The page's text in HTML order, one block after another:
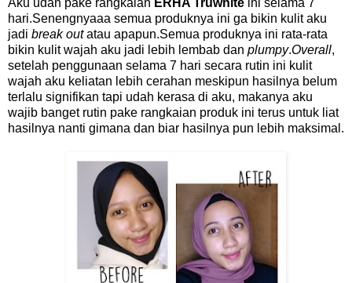
Aku udah pake rangkaian ERHA Truwhite ini selama 7
hari.Senengnyaaa semua produknya ini ga bikin kulit aku
jadi break outatau apapun.Semua produknya ini rata-rata
bikin kulit wajah aku jadi lebih lembab dan plumpy.Overall,
setelah penggunaan selama 7 hari secara rutin ini kulit
wajah aku keliatan lebih cerahan meskipun hasilnya belum
terlalu signifikan tapi udah kerasa di aku, makanya aku
wajib banget rutin pake rangkaian produk ini terus untuk liat
hasilnya nanti gimana dan biar hasilnya pun lebih maksimal.